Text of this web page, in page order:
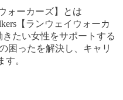
ォーカーズ】とは
【ランウェイウォーカ
たい女性をサポートする
困ったを解決し、キャリ
。